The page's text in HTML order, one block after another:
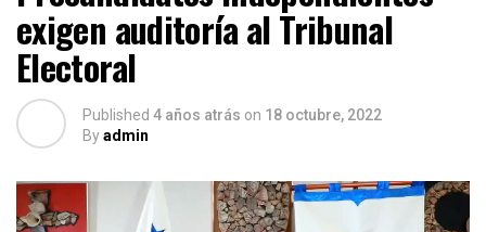
exigen auditoría al Tribunal
Electoral
Published 4 años atrás on 18 octubre, 2022
Byadmin